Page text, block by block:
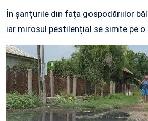
În șanțurile din fața gospodăriilor
iar mirosul pestilențial se simte pe o